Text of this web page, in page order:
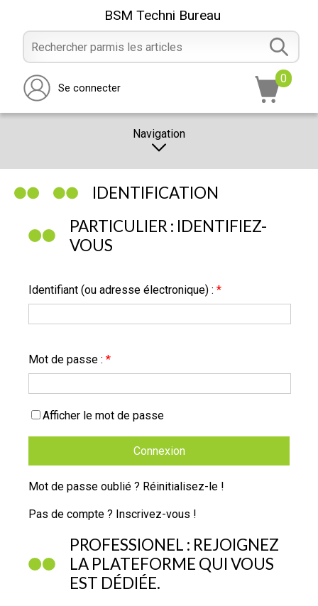
BSM Techni Bureau
Se connecter
0
Navigation
PROMOTION
NOTRE MAGASIN
RÉALISATION
IDENTIFICATION
PARTICULIER : IDENTIFIEZ-
VOUS
Identifiant (ou adresse électronique) : *
Mot de passe : *
Afficher le mot de passe
Connexion
Mot de passe oublié ? Réinitialisez-le !
Pas de compte ? Inscrivez-vous !
PROFESSIONEL : REJOIGNEZ
LA PLATEFORME QUI VOUS
EST DÉDIÉE.